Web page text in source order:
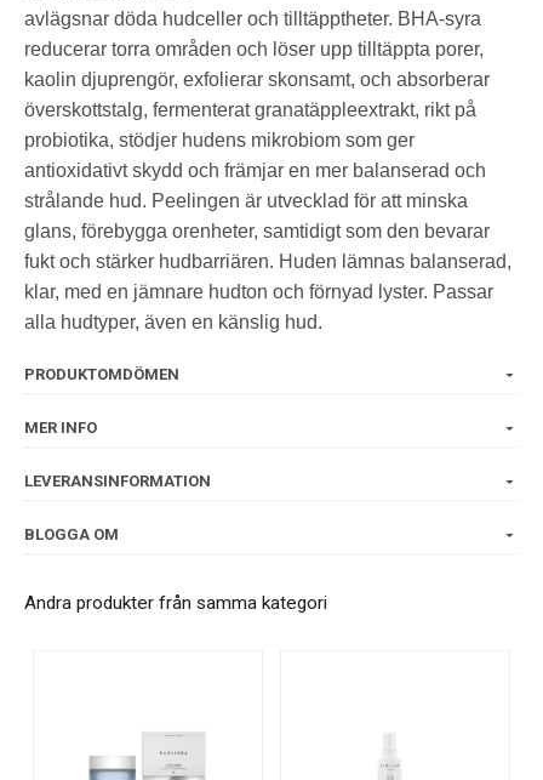
avlägsnar döda hudceller och tilltäpptheter. BHA-syra
reducerar torra områden och löser upp tilltäppta porer,
kaolin djuprengör, exfolierar skonsamt, och absorberar
överskottstalg, fermenterat granatäppleextrakt, rikt på
probiotika, stödjer hudens mikrobiom som ger
antioxidativt skydd och främjar en mer balanserad och
strålande hud. Peelingen är utvecklad för att minska
glans, förebygga orenheter, samtidigt som den bevarar
fukt och stärker hudbarriären. Huden lämnas balanserad,
klar, med en jämnare hudton och förnyad lyster. Passar
alla hudtyper, även en känslig hud.
PRODUKTOMDÖMEN
MER INFO
LEVERANSINFORMATION
BLOGGA OM
Andra produkter från samma kategori